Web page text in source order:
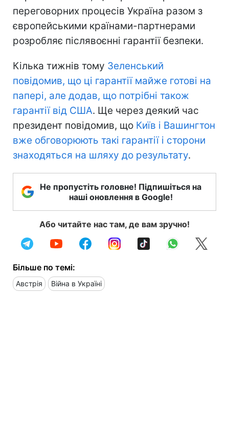
переговорних процесів Україна разом з
європейськими країнами-партнерами
розробляє післявоєнні гарантії безпеки.
Кілька тижнів тому Зеленський
повідомив, що ці гарантії майже готові на
папері, але додав, що потрібні також
гарантії від США. Ще через деякий час
президент повідомив, що Київ і Вашингтон
вже обговорюють такі гарантії і сторони
знаходяться на шляху до результату.
Не пропустіть головне! Підпишіться на
наші оновлення в Google!
Або читайте нас там, де вам зручно!
Більше по темі:
Австрія Війна в Україні